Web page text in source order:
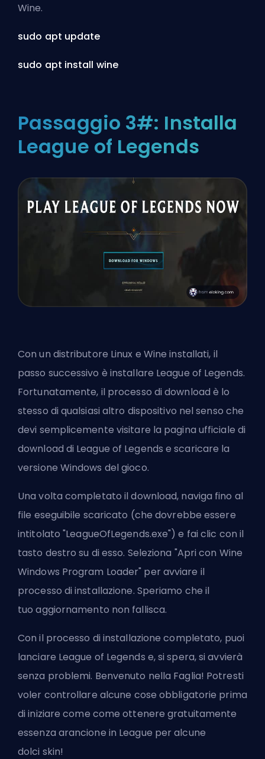
Wine.
sudo apt update
sudo apt install wine
Passaggio 3#: Installa
League of Legends
Con un distributore Linux e Wine installati, il
passo successivo è installare League of Legends.
Fortunatamente, il processo di download è lo
stesso di qualsiasi altro dispositivo nel senso che
devi semplicemente visitare la pagina ufficiale di
download di League of Legends e scaricare la
versione Windows del gioco.
Una volta completato il download, naviga fino al
file eseguibile scaricato (che dovrebbe essere
intitolato "LeagueOfLegends.exe") e fai clic con il
tasto destro su di esso. Seleziona "Apri con Wine
Windows Program Loader" per avviare il
processo di installazione. Speriamo che il
tuoaggiornamento non fallisca.
Con il processo di installazione completato, puoi
lanciare League of Legends e, si spera, si avvierà
senza problemi. Benvenuto nella Faglia! Potresti
voler controllare alcune cose obbligatorie prima
di iniziare come come ottenere gratuitamente
essenza arancione in League per alcune
dolci skin!